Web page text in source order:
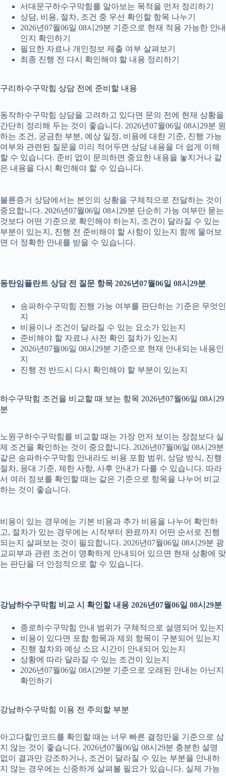
서대문구하수구막힘를 알아보는 목적을 먼저 정리하기
상담, 비용, 절차, 조건 중 우선 확인할 항목 나누기
2026년07월06일 08시29분 기준으로 현재 적용 가능한 안내
인지 확인하기
필요한 자료나 개인정보 제출 여부 살펴보기
최종 진행 전 다시 확인해야 할 내용 정리하기
구리하수구막힘 상담 전에 준비할 내용
동작하수구막힘 상담을 고려하고 있다면 문의 전에 현재 상황을
간단히 정리해 두는 것이 좋습니다. 2026년07월06일 08시29분 원
하는 조건, 궁금한 부분, 예상 일정, 비용에 대한 기준, 진행 가능
여부와 관련된 질문을 미리 적어두면 상담 내용을 더 쉽게 이해
할 수 있습니다. 준비 없이 문의하면 중요한 내용을 놓치거나 같
은 내용을 다시 확인해야 할 수 있습니다.
불륜증거 상담에서는 본인의 상황을 구체적으로 전달하는 것이
중요합니다. 2026년07월06일 08시29분 단순히 가능 여부만 묻는
것보다 어떤 기준으로 확인해야 하는지, 조건이 달라질 수 있는
부분이 있는지, 진행 전 준비해야 할 사항이 있는지 함께 물어보
면 더 정확한 안내를 받을 수 있습니다.
동탄임플란트 상담 전 질문 항목 2026년07월06일 08시29분
송파하수구막힘 진행 가능 여부를 판단하는 기준은 무엇인
지
비용이나 조건이 달라질 수 있는 요소가 있는지
준비해야 할 자료나 사전 확인 절차가 있는지
2026년07월06일 08시29분 기준으로 현재 안내되는 내용인
지
진행 전 반드시 다시 확인해야 할 부분이 있는지
하수구막힘 조건을 비교할 때 보는 항목 2026년07월06일 08시29
분
노원구하수구막힘를 비교할 때는 가장 먼저 보이는 장점보다 실
제 조건을 확인하는 것이 중요합니다. 2026년07월06일 08시29분
같은 송파하수구막힘 안내라도 비용 포함 범위, 상담 방식, 진행
절차, 응대 기준, 제한 사항, 사후 안내가 다를 수 있습니다. 따라
서 여러 정보를 확인할 때는 같은 기준으로 항목을 나누어 비교
하는 것이 좋습니다.
비용이 있는 경우에는 기본 비용과 추가 비용을 나누어 확인하
고, 절차가 있는 경우에는 시작부터 완료까지 어떤 순서로 진행
되는지 살펴보는 것이 필요합니다. 2026년07월06일 08시29분 광
교피부과 관련 조건이 명확하게 안내되어 있으면 현재 상황에 맞
는 판단을 더 안정적으로 할 수 있습니다.
강남하수구막힘 비교 시 확인할 내용 2026년07월06일 08시29분
종로하수구막힘 안내 범위가 구체적으로 설명되어 있는지
비용이 있다면 포함 항목과 제외 항목이 구분되어 있는지
진행 절차와 예상 소요 시간이 안내되어 있는지
상황에 따라 달라질 수 있는 조건이 있는지
2026년07월06일 08시29분 기준으로 오래된 안내는 아닌지
확인하기
강남하수구막힘 이용 전 주의할 부분
아고다할인코드를 확인할 때는 너무 빠른 결정만을 기준으로 삼
지 않는 것이 좋습니다. 2026년07월06일 08시29분 충분한 설명
없이 결과만 강조하거나, 조건이 달라질 수 있는 부분을 안내하
지 않는 경우에는 신중하게 살펴볼 필요가 있습니다. 실제 가능